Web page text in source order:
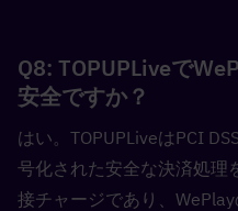
Q8: TOPUPLiveで
安全ですか？
はい。TOPUPLiveはPCI
号化された安全な決済処理
接チャージであり、